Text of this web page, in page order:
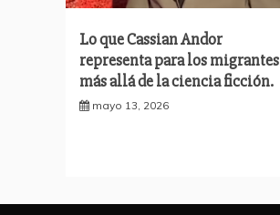
Lo que Cassian Andor
representa para los migrantes
más allá de la ciencia ficción.
mayo 13, 2026